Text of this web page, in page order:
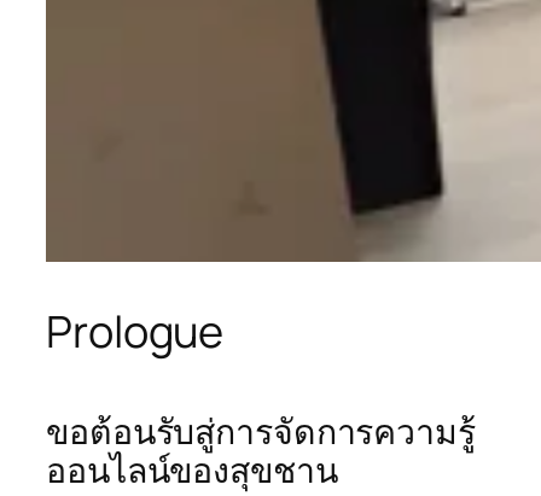
Prologue
ขอต้อนรับสู่การจัดการความรู้
ออนไลน์ของสุขชาน